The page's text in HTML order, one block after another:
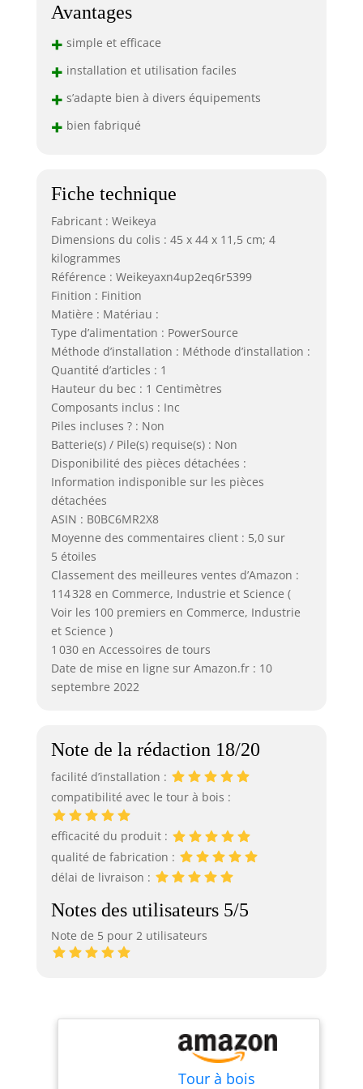
Avantages
+ simple et efficace
+ installation et utilisation faciles
+ s’adapte bien à divers équipements
+ bien fabriqué
Fiche technique
Fabricant : Weikeya
Dimensions du colis : 45 x 44 x 11,5 cm; 4
kilogrammes
Référence : Weikeyaxn4up2eq6r5399
Finition : Finition
Matière : Matériau :
Type d’alimentation : PowerSource
Méthode d’installation : Méthode d’installation :
Quantité d’articles : 1
Hauteur du bec : 1 Centimètres
Composants inclus : Inc
Piles incluses ? : Non
Batterie(s) / Pile(s) requise(s) : Non
Disponibilité des pièces détachées :
Information indisponible sur les pièces
détachées
ASIN : B0BC6MR2X8
Moyenne des commentaires client : 5,0 sur
5 étoiles
Classement des meilleures ventes d’Amazon :
114 328 en Commerce, Industrie et Science (
Voir les 100 premiers en Commerce, Industrie
et Science )
1 030 en Accessoires de tours
Date de mise en ligne sur Amazon.fr : 10
septembre 2022
Note de la rédaction 18/20
facilité d’installation :
compatibilité avec le tour à bois :
efficacité du produit :
qualité de fabrication :
délai de livraison :
Notes des utilisateurs 5/5
Note de 5 pour 2 utilisateurs
Tour à bois